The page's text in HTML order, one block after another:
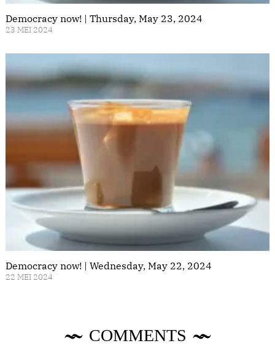
Democracy now! | Thursday, May 23, 2024
23 MEI 2024
Democracy now! | Wednesday, May 22, 2024
22 MEI 2024
COMMENTS